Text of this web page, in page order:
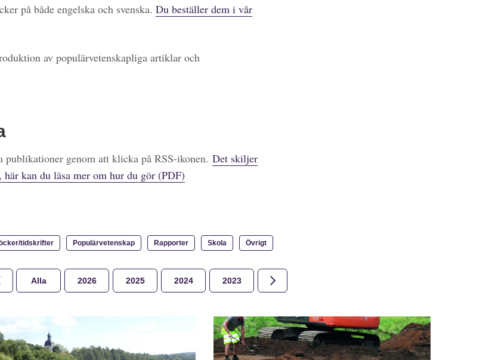
på både engelska och svenska. Du beställer dem i vår
av populärvetenskapliga artiklar och
publikationer genom att klicka på RSS-ikonen. Det skiljer
kan du läsa mer om hur du gör (PDF)
tidskrifter Populärvetenskap Rapporter Skola Övrigt
Alla 2026 2025 2024 2023 2022